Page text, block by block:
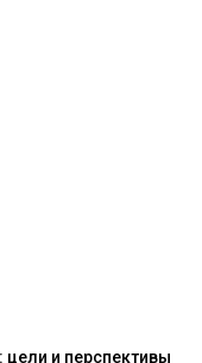
и перспективы